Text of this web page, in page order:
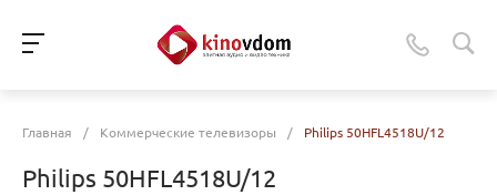
Главная / Коммерческие телевизоры / Philips 50HFL4518U/12
Philips 50HFL4518U/12